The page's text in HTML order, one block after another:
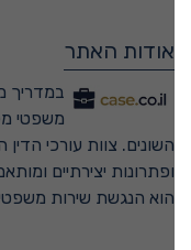
אודות האתר
במדריך
משפטי
השונים. צוות עורכי הדין
ופתרונות יצירתיים
הוא הנגשת שירות משפטי